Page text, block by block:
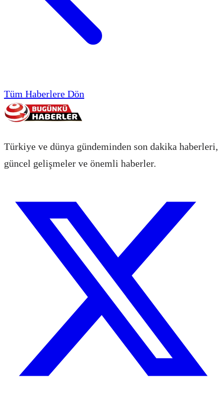
Tüm Haberlere Dön
Türkiye ve dünya gündeminden son dakika haberleri,
güncel gelişmeler ve önemli haberler.